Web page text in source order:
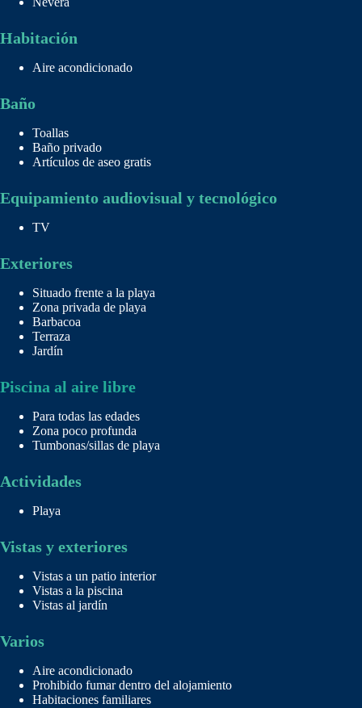
Habitación
Aire acondicionado
Baño
Toallas
Baño privado
Artículos de aseo gratis
Equipamiento audiovisual y tecnológico
TV
Exteriores
Situado frente a la playa
Zona privada de playa
Barbacoa
Terraza
Jardín
Piscina al aire libre
Para todas las edades
Zona poco profunda
Tumbonas/sillas de playa
Actividades
Playa
Vistas y exteriores
Vistas a un patio interior
Vistas a la piscina
Vistas al jardín
Varios
Aire acondicionado
Prohibido fumar dentro del alojamiento
Habitaciones familiares